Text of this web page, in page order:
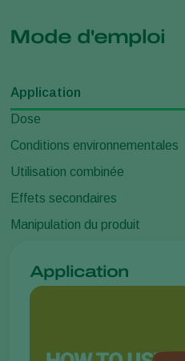
Mode d'emploi
Application
Dose
Conditions environnementales
Utilisation combinée
Effets secondaires
Manipulation du produit
Application